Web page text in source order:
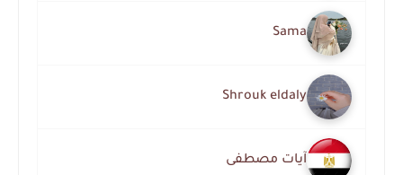
Sama
Shrouk eldaly
آيات مصطفى